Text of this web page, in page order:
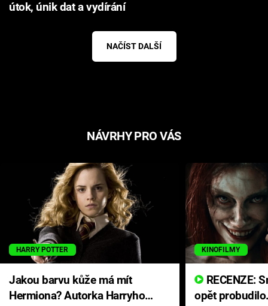
útok, únik dat a vydírání
NAČÍST DALŠÍ
NÁVRHY PRO VÁS
HARRY POTTER
Jakou barvu kůže má mít
Hermiona? Autorka Harryho
KINOFILMY
opět